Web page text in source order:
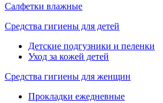
Салфетки влажные
Средства гигиены для детей
Детские подгузники и пеленки
Уход за кожей детей
Средства гигиены для женщин
Прокладки ежедневные